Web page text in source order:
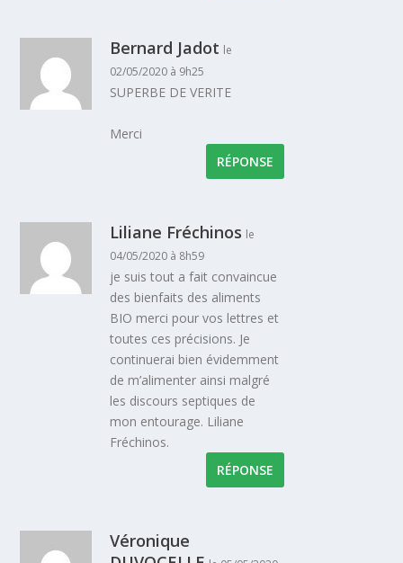
Bernard Jadot le
02/05/2020 à 9h25
SUPERBE DE VERITE
Merci
RÉPONSE
Liliane Fréchinos le
04/05/2020 à 8h59
je suis tout a fait convaincue
des bienfaits des aliments
BIO merci pour vos lettres et
toutes ces précisions. Je
continuerai bien évidemment
de m’alimenter ainsi malgré
les discours septiques de
mon entourage. Liliane
Fréchinos.
RÉPONSE
Véronique